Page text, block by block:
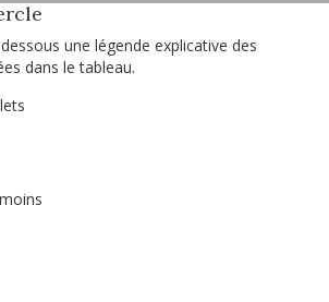
une légende explicative des
dans le tableau.